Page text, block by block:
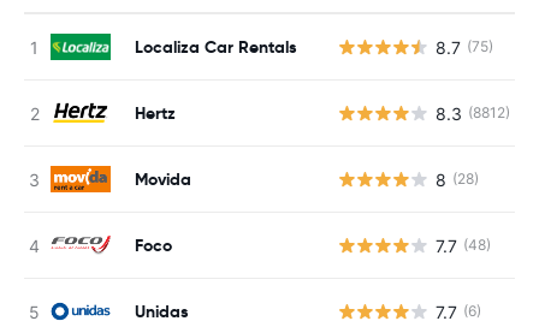
Localiza Car Rentals 8.7 (75)
Hertz 8.3 (8812)
Movida 8 (28)
Foco 7.7 (48)
Unidas 7.7 (6)